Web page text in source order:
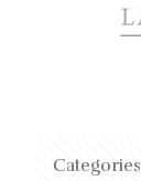
Categories